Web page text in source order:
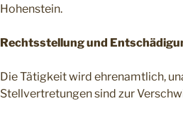
Hohenstein.
Rechtsstellung und
Die Tätigkeit wird ehrenamtlich,
Stellvertretungen sind zur